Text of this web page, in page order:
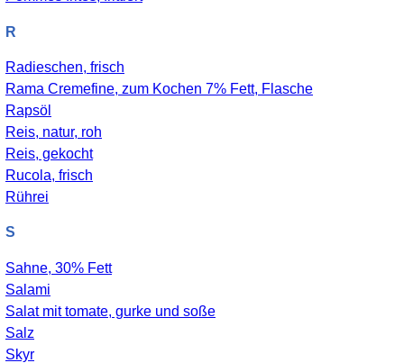
R
Radieschen, frisch
Rama Cremefine, zum Kochen 7% Fett, Flasche
Rapsöl
Reis, natur, roh
Reis, gekocht
Rucola, frisch
Rührei
S
Sahne, 30% Fett
Salami
Salat mit tomate, gurke und soße
Salz
Skyr